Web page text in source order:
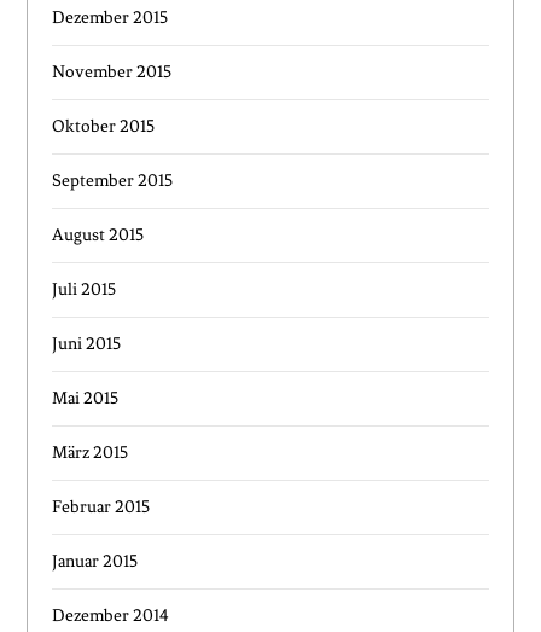
Dezember 2015
November 2015
Oktober 2015
September 2015
August 2015
Juli 2015
Juni 2015
Mai 2015
März 2015
Februar 2015
Januar 2015
Dezember 2014